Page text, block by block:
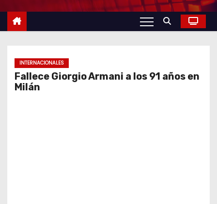
INTERNACIONALES
Fallece Giorgio Armani a los 91 años en
Milán